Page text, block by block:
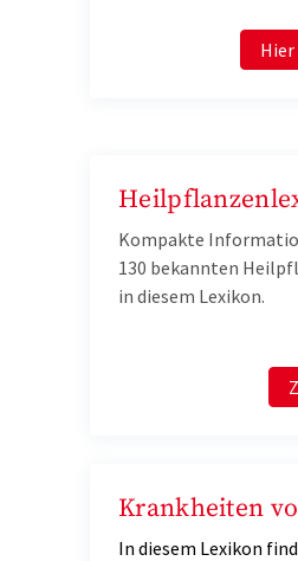
Hier
Kompakte
130 bekannten
in diesem Lexikon.
Krankheiten
In diesem Lexikon